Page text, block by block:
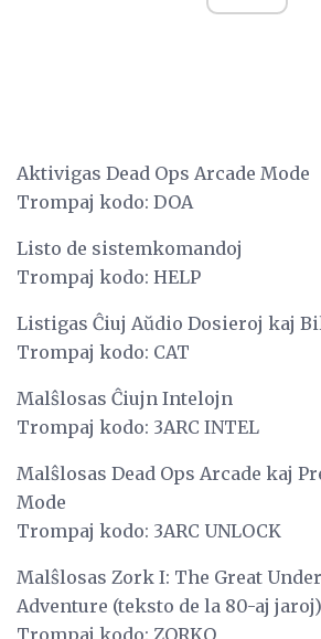
Aktivigas Dead Ops Arcade Mode
Trompaj kodo: DOA
Listo de sistemkomandoj
Trompaj kodo: HELP
Listigas Ĉiuj Aŭdio Dosieroj kaj
Trompaj kodo: CAT
Malŝlosas Ĉiujn Intelojn
Trompaj kodo: 3ARC INTEL
Malŝlosas Dead Ops Arcade kaj
Mode
Trompaj kodo: 3ARC UNLOCK
Malŝlosas Zork I: The Great
Adventure (teksto de la 80-aj jaroj)
Trompaj kodo: ZORKO